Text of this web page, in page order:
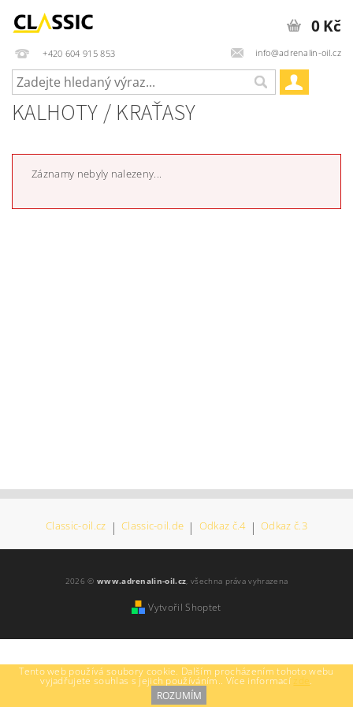
+420 604 915 853 info@adrenalin-oil.cz
0 Kč
KALHOTY / KRAŤASY
Záznamy nebyly nalezeny...
Classic-oil.cz | Classic-oil.de | Odkaz č.4 | Odkaz č.3
2026 © www.adrenalin-oil.cz, všechna práva vyhrazena
Vytvořil Shoptet
Tento web používá soubory cookie. Dalším procházením tohoto webu
vyjadřujete souhlas s jejich používáním.. Více informací zde.
ROZUMÍM